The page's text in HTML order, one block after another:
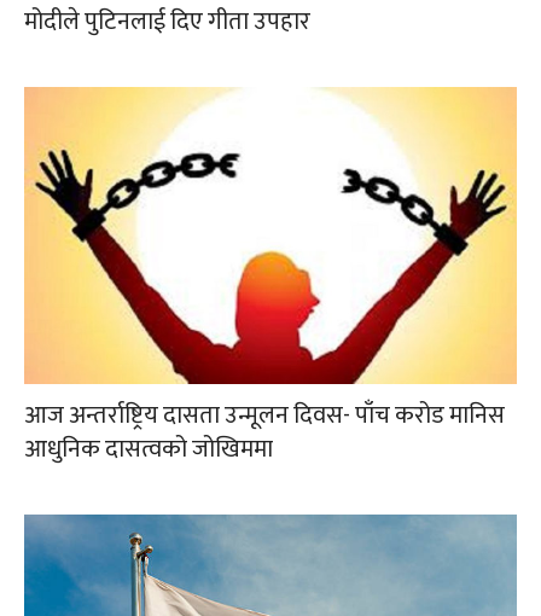
मोदीले पुटिनलाई दिए गीता उपहार
आज अन्तर्राष्ट्रिय दासता उन्मूलन दिवस- पाँच करोड मानिस
आधुनिक दासत्वको जोखिममा